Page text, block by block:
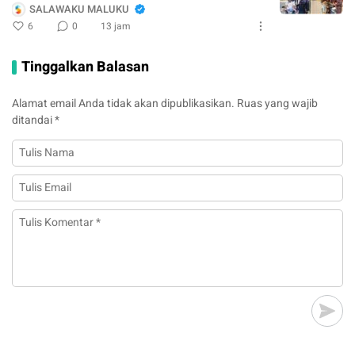
SALAWAKU MALUKU
6 0 13 jam
Tinggalkan Balasan
Alamat email Anda tidak akan dipublikasikan. Ruas yang wajib
ditandai*